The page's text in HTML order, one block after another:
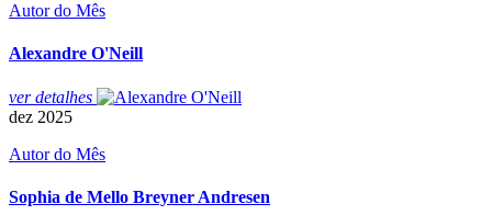
Autor do Mês
Alexandre O'Neill
ver detalhes
dez 2025
Autor do Mês
Sophia de Mello Breyner Andresen